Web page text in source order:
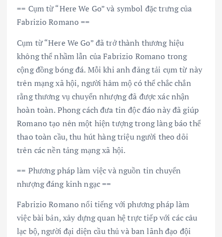
== Cụm từ “Here We Go” và symbol đặc trưng của
Fabrizio Romano ==
Cụm từ “Here We Go” đã trở thành thương hiệu
không thể nhầm lẫn của Fabrizio Romano trong
cộng đồng bóng đá. Mỗi khi anh đăng tải cụm từ này
trên mạng xã hội, người hâm mộ có thể chắc chắn
rằng thương vụ chuyển nhượng đã được xác nhận
hoàn toàn. Phong cách đưa tin độc đáo này đã giúp
Romano tạo nên một hiện tượng trong làng báo thể
thao toàn cầu, thu hút hàng triệu người theo dõi
trên các nền tảng mạng xã hội.
== Phương pháp làm việc và nguồn tin chuyển
nhượng đáng kinh ngạc ==
Fabrizio Romano nổi tiếng với phương pháp làm
việc bài bản, xây dựng quan hệ trực tiếp với các câu
lạc bộ, người đại diện cầu thủ và ban lãnh đạo đội